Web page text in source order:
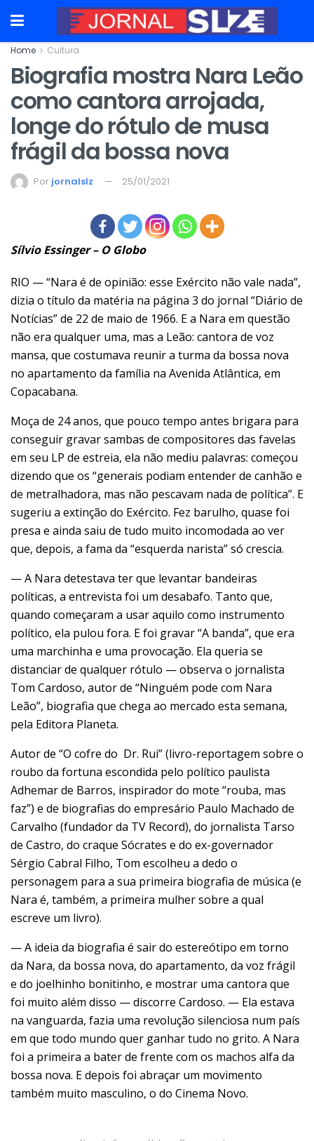
Home Cultura
Biografia mostra Nara Leão
como cantora arrojada,
longe do rótulo de musa
frágil da bossa nova
Por jornalslz 25/01/2021
Sílvio Essinger – O Globo
RIO — “Nara é de opinião: esse Exército não vale nada”,
dizia o título da matéria na página 3 do jornal “Diário de
Notícias” de 22 de maio de 1966. E a Nara em questão
não era qualquer uma, mas a Leão: cantora de voz
mansa, que costumava reunir a turma da bossa nova
no apartamento da família na Avenida Atlântica, em
Copacabana.
Moça de 24 anos, que pouco tempo antes brigara para
conseguir gravar sambas de compositores das favelas
em seu LP de estreia, ela não mediu palavras: começou
dizendo que os “generais podiam entender de canhão e
de metralhadora, mas não pescavam nada de política”. E
sugeriu a extinção do Exército. Fez barulho, quase foi
presa e ainda saiu de tudo muito incomodada ao ver
que, depois, a fama da “esquerda narista” só crescia.
— A Nara detestava ter que levantar bandeiras
políticas, a entrevista foi um desabafo. Tanto que,
quando começaram a usar aquilo como instrumento
político, ela pulou fora. E foi gravar “A banda”, que era
uma marchinha e uma provocação. Ela queria se
distanciar de qualquer rótulo — observa o jornalista
Tom Cardoso, autor de “Ninguém pode com Nara
Leão”, biografia que chega ao mercado esta semana,
pela Editora Planeta.
Autor de “O cofre do Dr. Rui” (livro-reportagem sobre o
roubo da fortuna escondida pelo político paulista
Adhemar de Barros, inspirador do mote “rouba, mas
faz”) e de biografias do empresário Paulo Machado de
Carvalho (fundador da TV Record), do jornalista Tarso
de Castro, do craque Sócrates e do ex-governador
Sérgio Cabral Filho, Tom escolheu a dedo o
personagem para a sua primeira biografia de música (e
Nara é, também, a primeira mulher sobre a qual
escreve um livro).
— A ideia da biografia é sair do estereótipo em torno
da Nara, da bossa nova, do apartamento, da voz frágil
e do joelhinho bonitinho, e mostrar uma cantora que
foi muito além disso — discorre Cardoso. — Ela estava
na vanguarda, fazia uma revolução silenciosa num país
em que todo mundo quer ganhar tudo no grito. A Nara
foi a primeira a bater de frente com os machos alfa da
bossa nova. E depois foi abraçar um movimento
também muito masculino, o do Cinema Novo.